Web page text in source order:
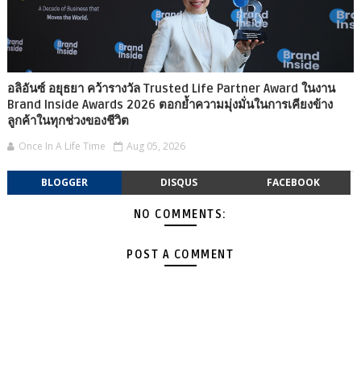
อลิอันซ์ อยุธยา คว้ารางวัล Trusted Life Partner Award ในงาน
Brand Inside Awards 2026 ตอกย้ำความมุ่งมั่นในการเคียงข้าง
ลูกค้าในทุกช่วงของชีวิต
Once In A Life Time Aug 05, 2026
BLOGGER DISQUS FACEBOOK
NO COMMENTS:
POST A COMMENT